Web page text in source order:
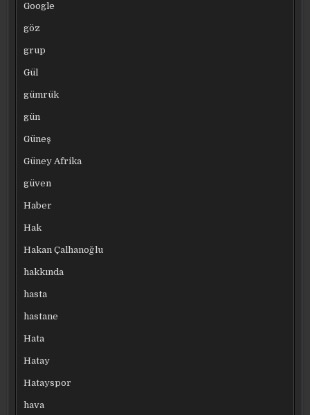
Google
göz
grup
Gül
gümrük
gün
Güneş
Güney Afrika
güven
Haber
Hak
Hakan Çalhanoğlu
hakkında
hasta
hastane
Hata
Hatay
Hatayspor
hava